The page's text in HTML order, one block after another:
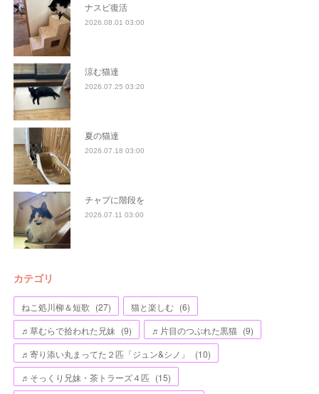
ナスビ復活
2026.08.01 03:00
涼む猫達
2026.07.25 03:20
夏の猫達
2026.07.18 03:00
チャプに階段を
2026.07.11 03:00
カテゴリ
ねこ処川柳＆短歌 (27) 猫と楽しむ (6)
♬草むらで拾われた兄妹 (9) ♬片目のつぶれた黒猫 (9)
♬寄り添い丸まってた２匹「ジュン&シノ」
(10)
♬そっくり兄妹・茶トラーズ４匹 (15)